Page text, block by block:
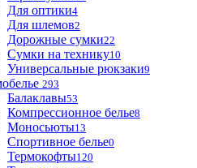
Для оптики4
Для шлемов2
Дорожные сумки22
Сумки на технику10
Универсальные рюкзаки9
293
Балаклавы53
Компрессионное белье8
Моносьюты13
Спортивное белье0
Термокофты120